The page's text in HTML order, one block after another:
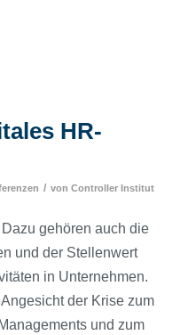
HR-
/ von Controller Institut
gehören auch die
und der Stellenwert
in Unternehmen.
der Krise zum
und zum